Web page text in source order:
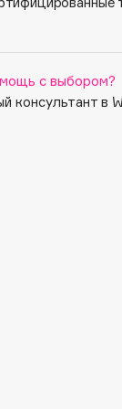
с выбором?
консультант в